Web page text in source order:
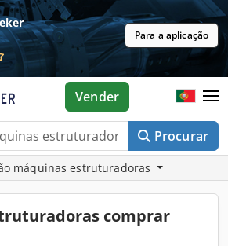
Para a aplicação
Procurar
Vender
máquinas estruturadoras
comprar